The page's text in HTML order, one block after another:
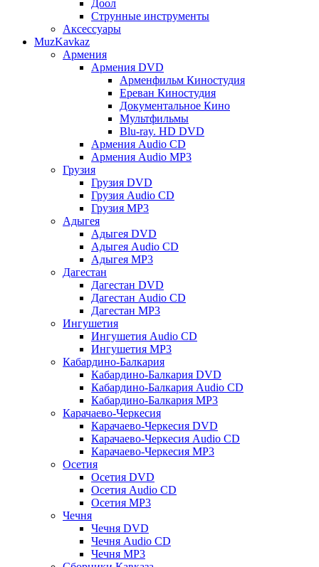
Доол
Струнные инструменты
Аксессуары
MuzKavkaz
Армения
Армения DVD
Арменфильм Киностудия
Ереван Киностудия
Документальное Кино
Мультфильмы
Blu-ray. HD DVD
Армения Audio CD
Армения Audio MP3
Грузия
Грузия DVD
Грузия Audio CD
Грузия MP3
Адыгея
Адыгея DVD
Адыгея Audio CD
Адыгея MP3
Дагестан
Дагестан DVD
Дагестан Audio CD
Дагестан MP3
Ингушетия
Ингушетия Audio CD
Ингушетия MP3
Кабардино-Балкария
Кабардино-Балкария DVD
Кабардино-Балкария Audio CD
Кабардино-Балкария MP3
Карачаево-Черкесия
Карачаево-Черкесия DVD
Карачаево-Черкесия Audio CD
Карачаево-Черкесия MP3
Осетия
Осетия DVD
Осетия Audio CD
Осетия MP3
Чечня
Чечня DVD
Чечня Audio CD
Чечня MP3